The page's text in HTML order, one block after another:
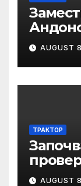
ОСК
AUGUST
ТРАКТОР
AUGUST